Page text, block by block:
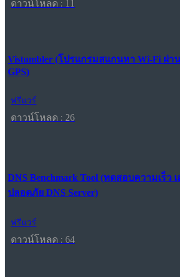
ดาวน์โหลด : 11
Vistumbler (โปรแกรมสแกนหา Wi-Fi ผ่า
GPS)
ฟรีแวร์
ดาวน์โหลด : 26
DNS Benchmark Tool (ทดสอบความเร็ว
ปลอดภัย DNS Server)
ฟรีแวร์
ดาวน์โหลด : 64